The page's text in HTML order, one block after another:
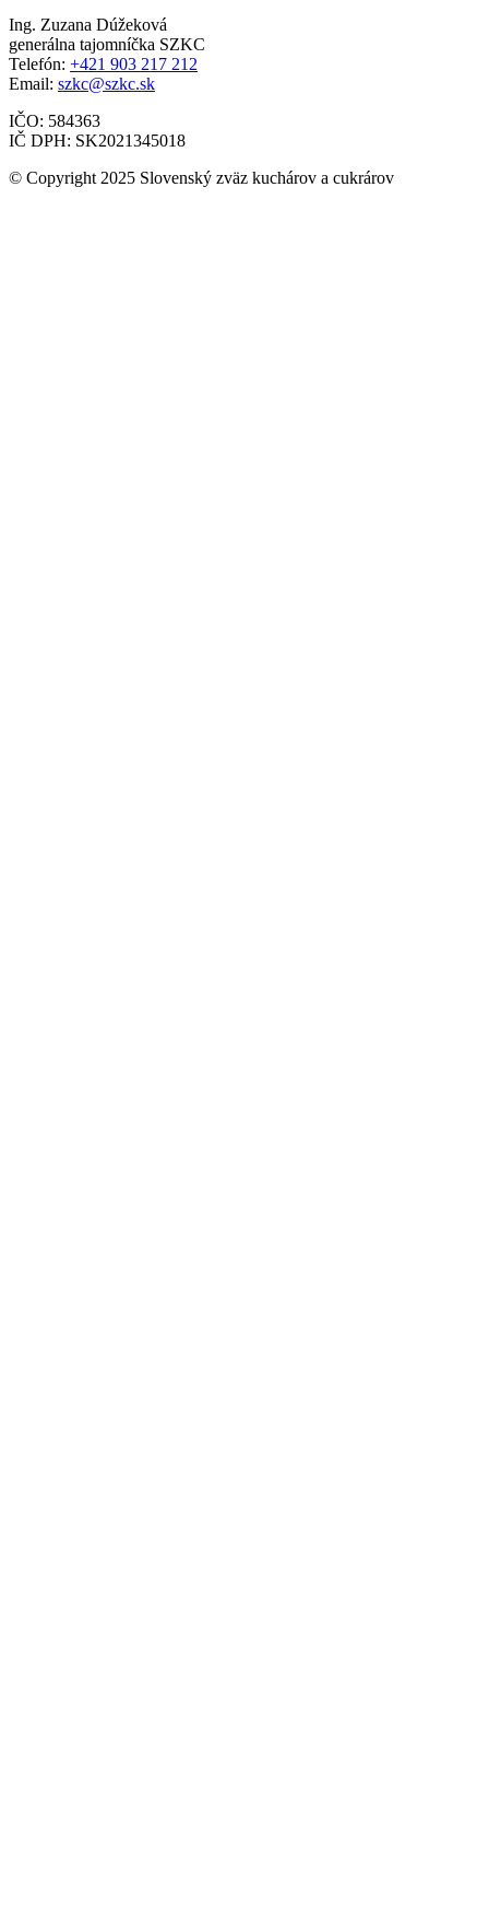
Ing. Zuzana Dúžeková
generálna tajomníčka SZKC
Telefón: +421 903 217 212
Email: szkc@szkc.sk
IČO: 584363
IČ DPH: SK2021345018
© Copyright 2025 Slovenský zväz kuchárov a cukrárov